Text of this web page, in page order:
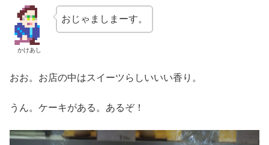
かけあし
おじゃましまーす。
おお。お店の中はスイーツらしいいい香り。
うん。ケーキがある。あるぞ！